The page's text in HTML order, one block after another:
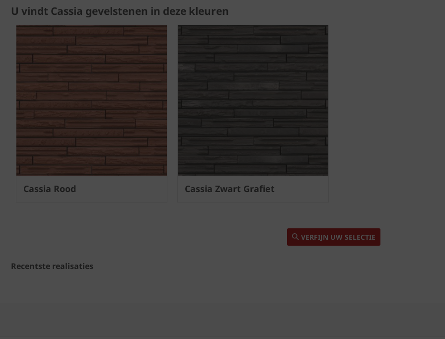
U vindt Cassia gevelstenen in deze kleuren
Cassia Rood Cassia Zwart Grafiet
VERFIJN UW SELECTIE
Recentste realisaties